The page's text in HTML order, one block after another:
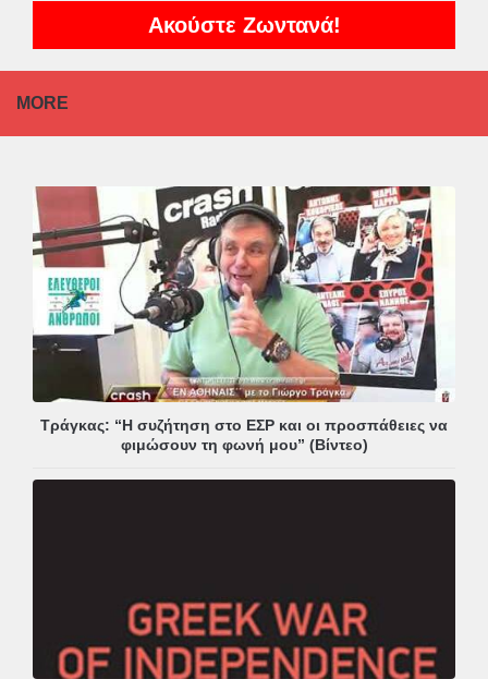
Ακούστε Ζωντανά!
MORE
Τράγκας: “Η συζήτηση στο ΕΣΡ και οι προσπάθειες να
φιμώσουν τη φωνή μου” (Βίντεο)